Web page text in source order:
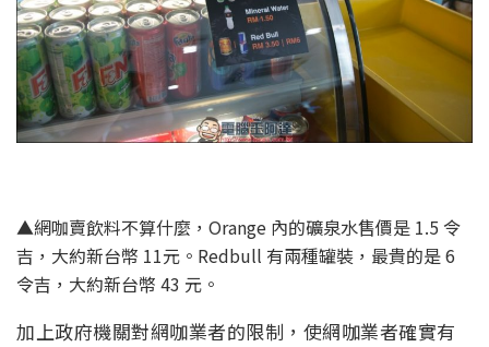
▲網咖賣飲料不算什麼，Orange 內的礦泉水售價是 1.5 令
吉，大約新台幣 11元。Redbull 有兩種罐裝，最貴的是 6
令吉，大約新台幣 43 元。
加上政府機關對網咖業者的限制，使網咖業者確實有